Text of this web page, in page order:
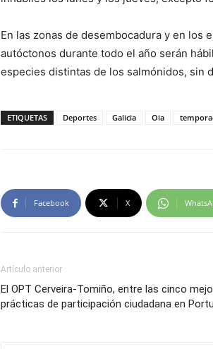
En las zonas de desembocadura y en los
autóctonos durante todo el año serán
especies distintas de los salmónidos, sin
ETIQUETAS Deportes Galicia Oia
Facebook X
Artículo anterior
El OPT Cerveira-Tomiño, entre las cinco
prácticas de participación ciudadana en